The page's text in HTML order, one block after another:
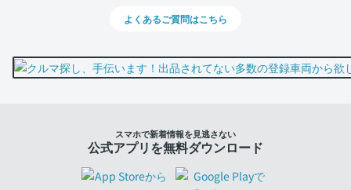
よくあるご質問はこちら
スマホで新着情報を見逃さない
公式アプリを無料ダウンロード